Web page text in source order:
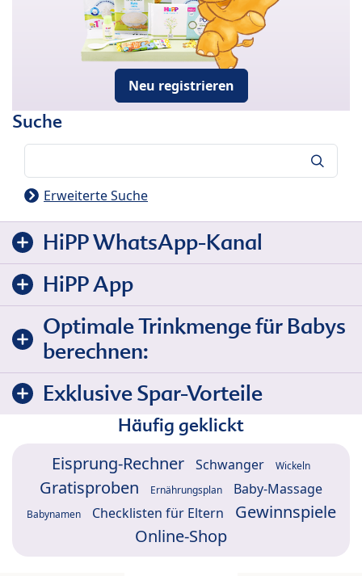
Neu registrieren
Suche
Erweiterte Suche
HiPP WhatsApp-Kanal
HiPP App
Optimale Trinkmenge für Babys
berechnen:
Exklusive Spar-Vorteile
Häufig geklickt
Eisprung-Rechner Schwanger Wickeln
Gratisproben Ernährungsplan Baby-Massage
Babynamen Checklisten für Eltern
Gewinnspiele
Online-Shop